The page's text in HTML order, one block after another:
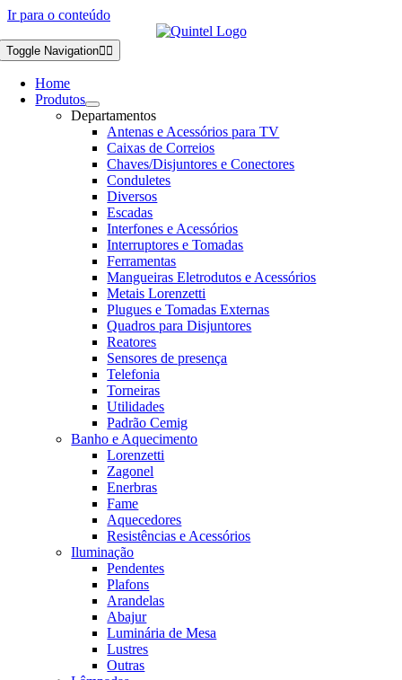
Ir para o conteúdo
Toggle Navigation
Home
Produtos
Departamentos
Antenas e Acessórios para TV
Caixas de Correios
Chaves/Disjuntores e Conectores
Conduletes
Diversos
Escadas
Interfones e Acessórios
Interruptores e Tomadas
Ferramentas
Mangueiras Eletrodutos e Acessórios
Metais Lorenzetti
Plugues e Tomadas Externas
Quadros para Disjuntores
Reatores
Sensores de presença
Telefonia
Torneiras
Utilidades
Padrão Cemig
Banho e Aquecimento
Lorenzetti
Zagonel
Enerbras
Fame
Aquecedores
Resistências e Acessórios
Iluminação
Pendentes
Plafons
Arandelas
Abajur
Luminária de Mesa
Lustres
Outras